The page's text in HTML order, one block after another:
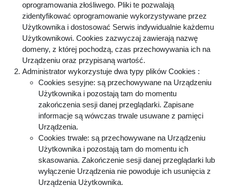
oprogramowania złośliwego. Pliki te pozwalają
zidentyfikować oprogramowanie wykorzystywane przez
Użytkownika i dostosować Serwis indywidualnie każdemu
Użytkownikowi. Cookies zazwyczaj zawierają nazwę
domeny, z której pochodzą, czas przechowywania ich na
Urządzeniu oraz przypisaną wartość.
Administrator wykorzystuje dwa typy plików Cookies :
Cookies sesyjne: są przechowywane na Urządzeniu
Użytkownika i pozostają tam do momentu
zakończenia sesji danej przeglądarki. Zapisane
informacje są wówczas trwale usuwane z pamięci
Urządzenia.
Cookies trwałe: są przechowywane na Urządzeniu
Użytkownika i pozostają tam do momentu ich
skasowania. Zakończenie sesji danej przeglądarki lub
wyłączenie Urządzenia nie powoduje ich usunięcia z
Urządzenia Użytkownika.